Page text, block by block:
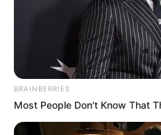
MANTÉNGASE EN
interesan.
BRAINBERRIES
Most People Don't Know That